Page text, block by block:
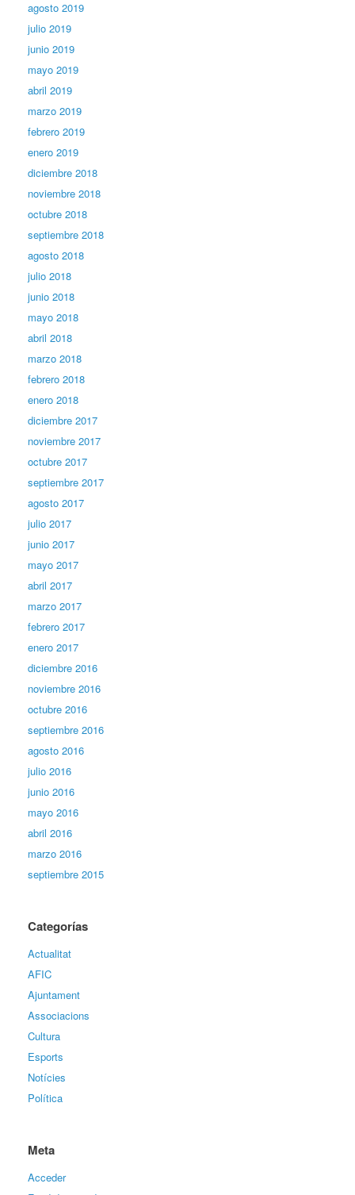
agosto 2019
julio 2019
junio 2019
mayo 2019
abril 2019
marzo 2019
febrero 2019
enero 2019
diciembre 2018
noviembre 2018
octubre 2018
septiembre 2018
agosto 2018
julio 2018
junio 2018
mayo 2018
abril 2018
marzo 2018
febrero 2018
enero 2018
diciembre 2017
noviembre 2017
octubre 2017
septiembre 2017
agosto 2017
julio 2017
junio 2017
mayo 2017
abril 2017
marzo 2017
febrero 2017
enero 2017
diciembre 2016
noviembre 2016
octubre 2016
septiembre 2016
agosto 2016
julio 2016
junio 2016
mayo 2016
abril 2016
marzo 2016
septiembre 2015
Categorías
Actualitat
AFIC
Ajuntament
Associacions
Cultura
Esports
Notícies
Política
Meta
Acceder